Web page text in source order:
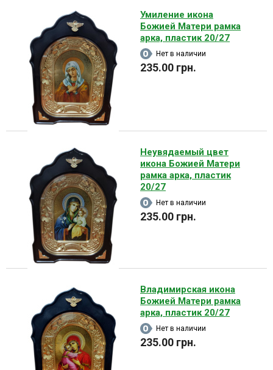
Умиление икона
Божией Матери рамка
арка, пластик 20/27
Нет в наличии
235.00 грн.
Неувядаемый цвет
икона Божией Матери
рамка арка, пластик
20/27
Нет в наличии
235.00 грн.
Владимирская икона
Божией Матери рамка
арка, пластик 20/27
Нет в наличии
235.00 грн.